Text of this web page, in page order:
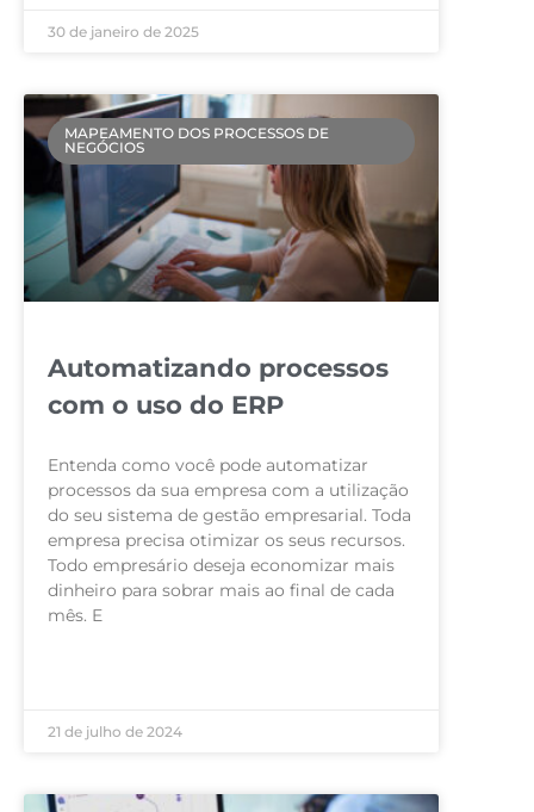
30 de janeiro de 2025
MAPEAMENTO DOS PROCESSOS DE
NEGÓCIOS
Automatizando processos
com o uso do ERP
Entenda como você pode automatizar
processos da sua empresa com a utilização
do seu sistema de gestão empresarial. Toda
empresa precisa otimizar os seus recursos.
Todo empresário deseja economizar mais
dinheiro para sobrar mais ao final de cada
mês. E
21 de julho de 2024